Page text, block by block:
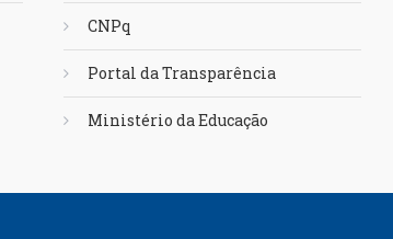
CNPq
Portal da Transparência
Ministério da Educação